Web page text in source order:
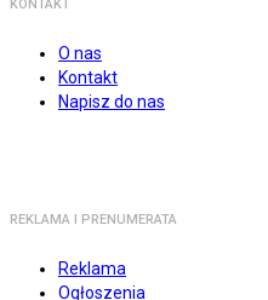
KONTAKT
O nas
Kontakt
Napisz do nas
REKLAMA I PRENUMERATA
Reklama
Ogłoszenia